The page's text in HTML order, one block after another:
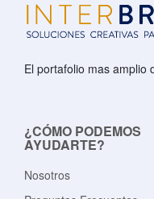
El portafolio mas amplio
¿CÓMO PODEMOS
AYUDARTE?
Nosotros